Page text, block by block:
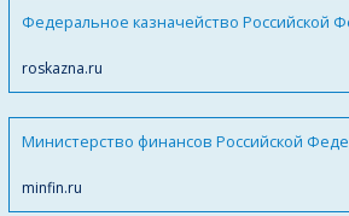
Федеральное казначейство Российской
roskazna.ru
Министерство финансов Российской
minfin.ru